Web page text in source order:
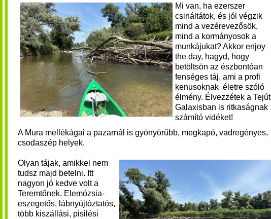
Mi van, ha ezerszer
csináltátok, és jól végzik
mind a vezérevezősök,
mind a kormányosok a
munkájukat? Akkor enjoy
the day, hagyd, hogy
betöltsön az észbontóan
fenséges táj, ami a profi
kenusoknak életre szóló
élmény. Élvezzétek a Tejút
Galaxisban is ritkaságnak
számító vidéket!
A Mura mellékágai a pazarnál is gyönyörűbb, megkapó, vadregényes,
csodaszép helyek.
Olyan tájak, amikkel nem
tudsz majd betelni. Itt
nagyon jó kedve volt a
Teremtőnek. Elemózsia-
eszegetős, lábnyújtóztatós,
több kiszállási, pisilési